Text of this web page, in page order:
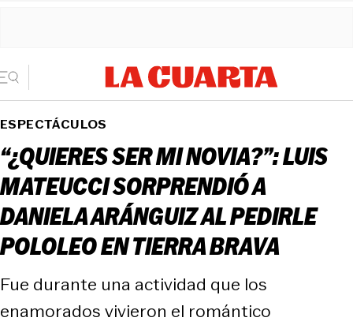
ESPECTÁCULOS
“¿QUIERES SER MI NOVIA?”: LUIS
MATEUCCI SORPRENDIÓ A
DANIELA ARÁNGUIZ AL PEDIRLE
POLOLEO EN TIERRA BRAVA
Fue durante una actividad que los
enamorados vivieron el romántico